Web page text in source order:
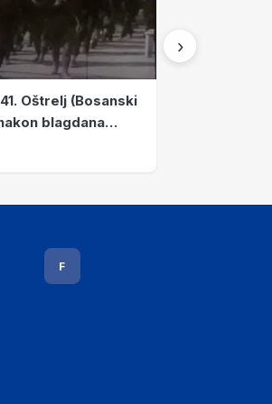
Oštrelj (Bosanski
blagdana
napad srpskih
›
F